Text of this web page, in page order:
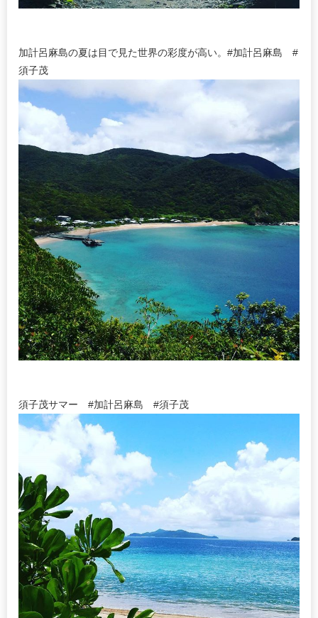
加計呂麻島の夏は目で見た世界の彩度が高い。#加計呂麻島 #
須子茂
須子茂サマー #加計呂麻島 #須子茂